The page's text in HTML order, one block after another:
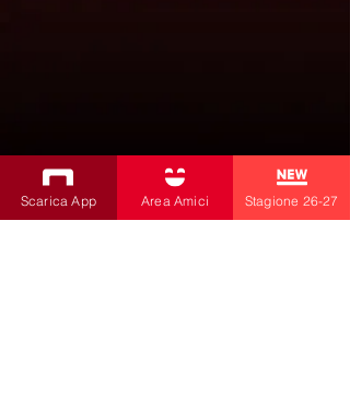
Scarica App Area Amici Stagione 26-27